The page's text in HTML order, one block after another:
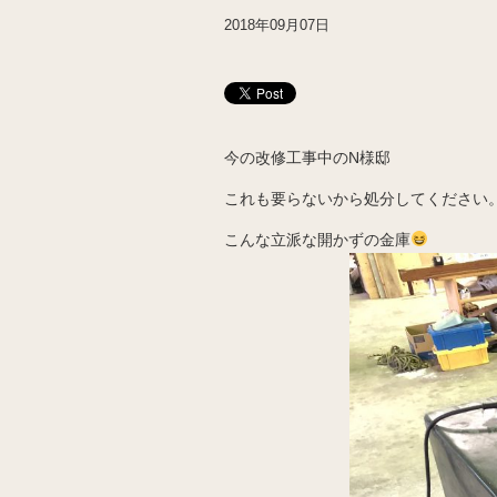
2018年09月07日
今の改修工事中のN様邸
これも要らないから処分してください
こんな立派な開かずの金庫